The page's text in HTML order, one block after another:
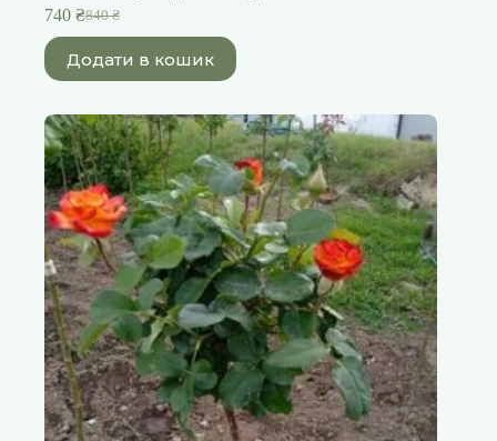
840₴
Оригінальна
840 ₴.
740 ₴Поточна
740 ₴.
Додати в кошик